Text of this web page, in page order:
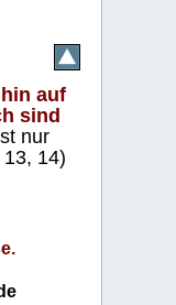
auf
sind
nur
14)